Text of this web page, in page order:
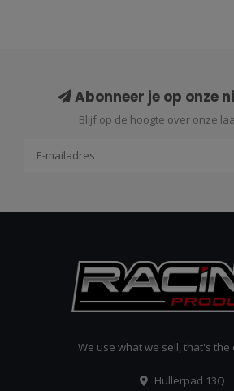
Abonneer je op onze
Blijf op de hoogte over onze
We use what we sell, that's the
Hullerpad 13Q